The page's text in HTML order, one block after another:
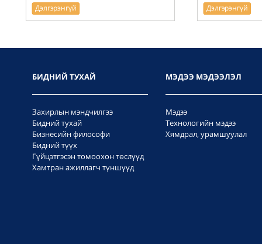
Дэлгэрэнгүй Дэлгэрэнгүй
БИДНИЙ ТУХАЙ
Захирлын мэндчилгээ
Бидний тухай
Бизнесийн философи
Бидний түүх
Гүйцэтгэсэн томоохон төслүүд
Хамтран ажиллагч түншүүд
МЭДЭЭ МЭДЭЭЛЭЛ
Мэдээ
Технологийн мэдээ
Хямдрал, урамшуулал